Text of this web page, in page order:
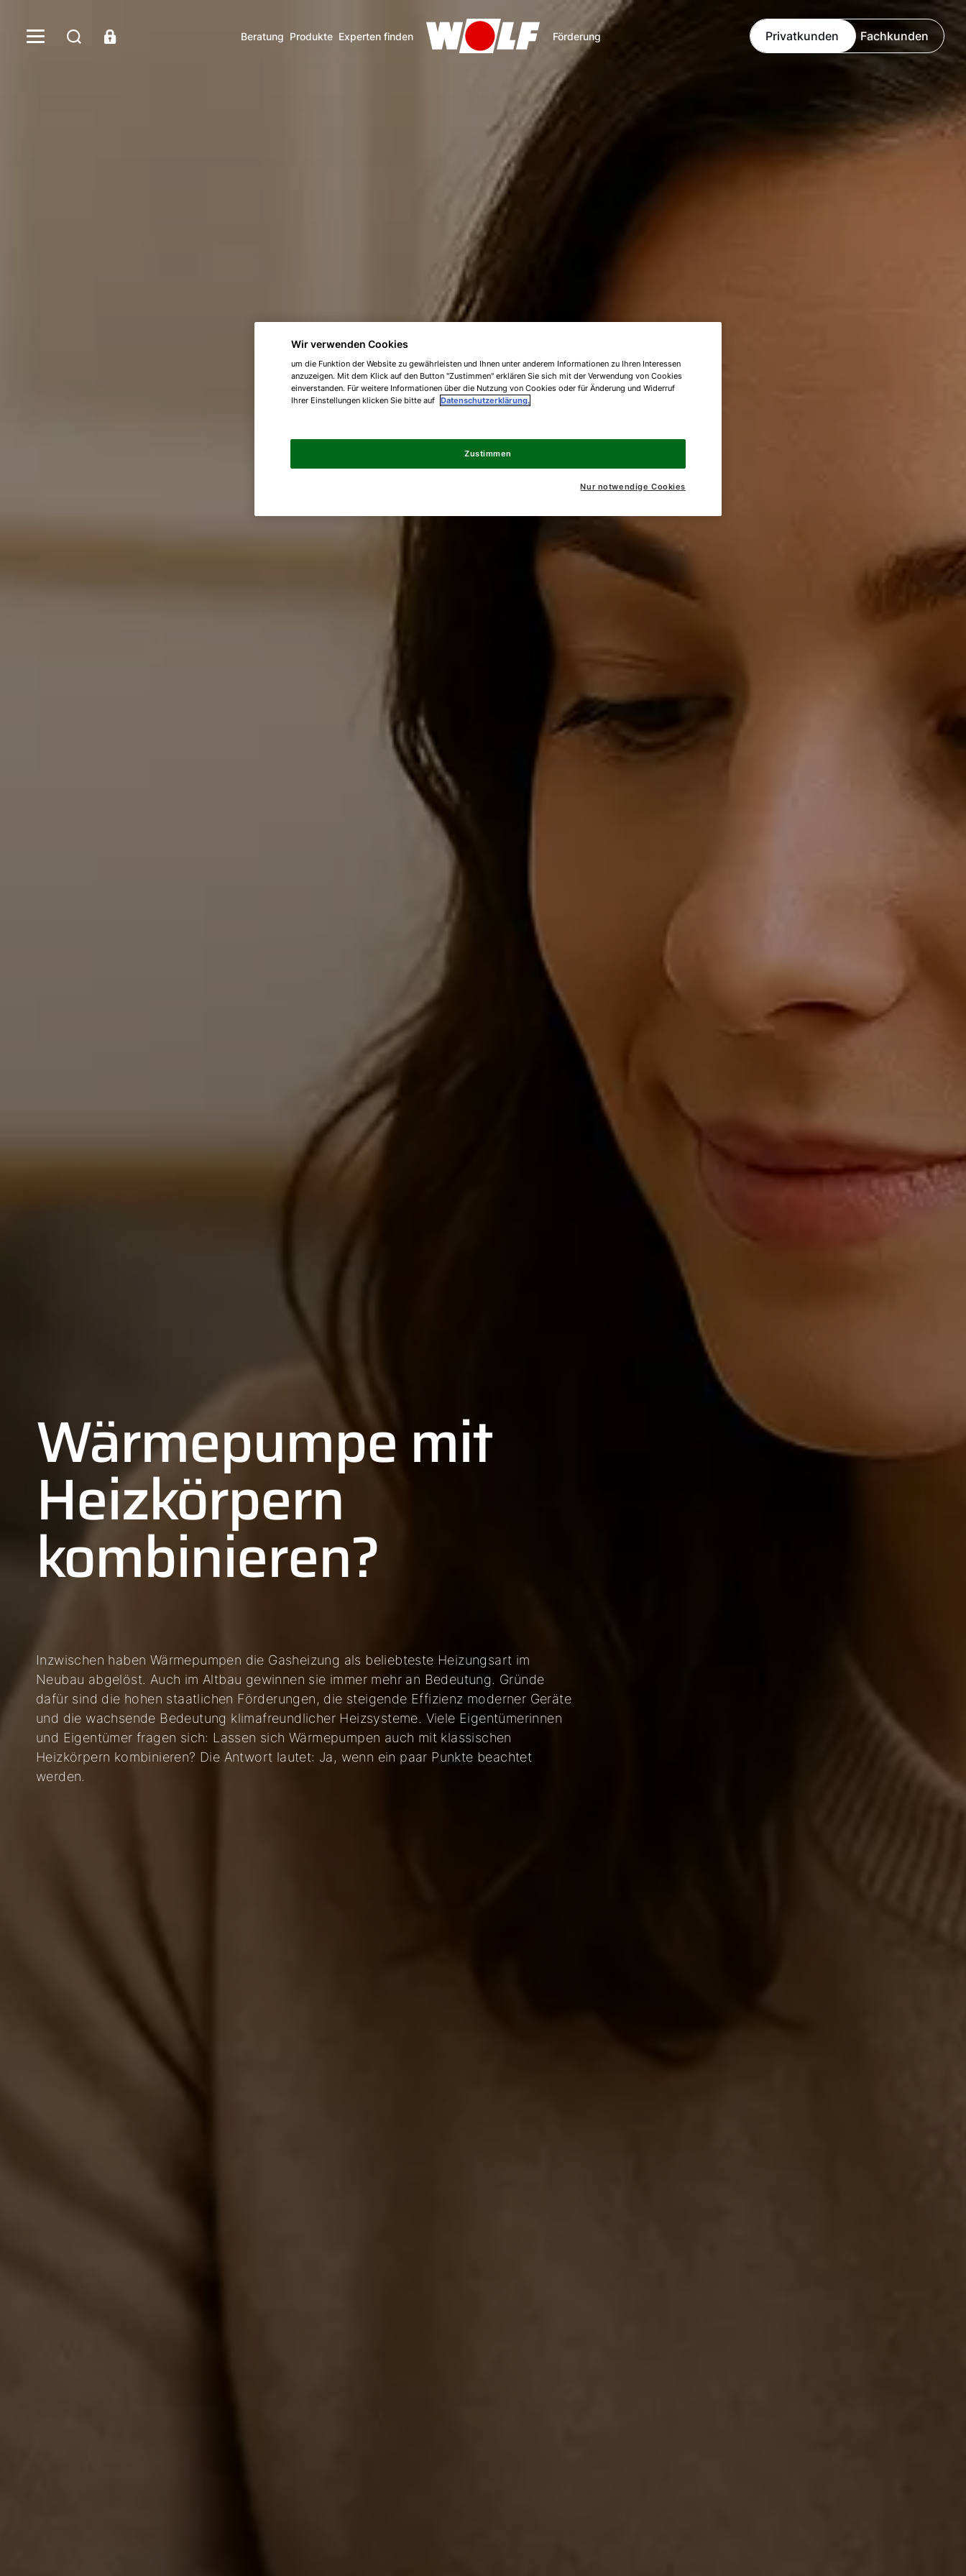
Beratung Produkte Experten finden Förderung Privatkunden Fachkunden
Wärmepumpe mit
Heizkörpern
kombinieren?
Inzwischen haben Wärmepumpen die Gasheizung als beliebteste Heizungsart im
Neubau abgelöst. Auch im Altbau gewinnen sie immer mehr an Bedeutung. Gründe
dafür sind die hohen staatlichen Förderungen, die steigende Effizienz moderner Geräte
und die wachsende Bedeutung klimafreundlicher Heizsysteme. Viele Eigentümerinnen
und Eigentümer fragen sich: Lassen sich Wärmepumpen auch mit klassischen
Heizkörpern kombinieren? Die Antwort lautet: Ja, wenn ein paar Punkte beachtet
werden.
Wir verwenden Cookies
um die Funktion der Website zu gewährleisten und Ihnen unter anderem Informationen zu Ihren Interessen
anzuzeigen. Mit dem Klick auf den Button "Zustimmen" erklären Sie sich mit der Verwendung von Cookies
einverstanden. Für weitere Informationen über die Nutzung von Cookies oder für Änderung und Widerruf
Ihrer Einstellungen klicken Sie bitte auf Datenschutzerklärung.
Nur notwendige Cookies
Zustimmen